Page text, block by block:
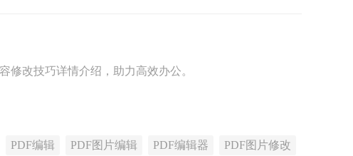
修改技巧详情介绍，助力高效办公。
PDF编辑 PDF图片编辑 PDF编辑器 PDF图片修改